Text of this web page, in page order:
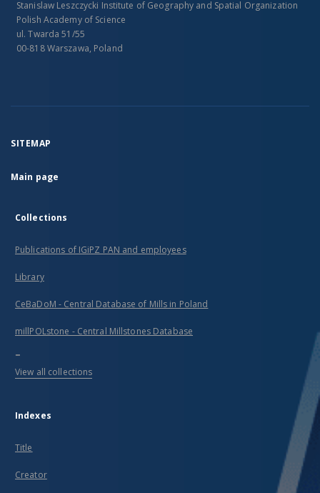
Stanislaw Leszczycki Institute of Geography and Spatial Organization
Polish Academy of Science
ul. Twarda 51/55
00-818 Warszawa, Poland
SITEMAP
Main page
Collections
Publications of IGiPZ PAN and employees
Library
CeBaDoM - Central Database of Mills in Poland
millPOLstone - Central Millstones Database
...
View all collections
Indexes
Title
Creator